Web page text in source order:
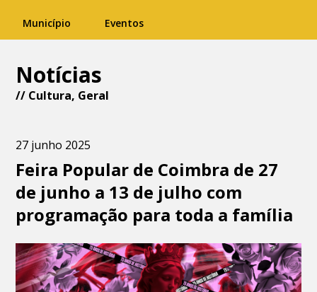
Município Eventos
Notícias
// Cultura, Geral
27 junho 2025
Feira Popular de Coimbra de 27
de junho a 13 de julho com
programação para toda a família